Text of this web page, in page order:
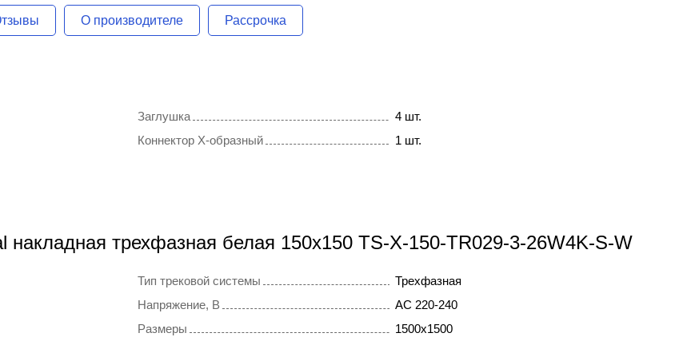
О производителе Рассрочка
Заглушка
4 шт.
Коннектор X-образный
1 шт.
накладная трехфазная белая 150x150 TS-X-150-TR029-3-26W4K-S-W
Тип трековой системы
Трехфазная
Напряжение, В
AC 220-240
Размеры
1500x1500